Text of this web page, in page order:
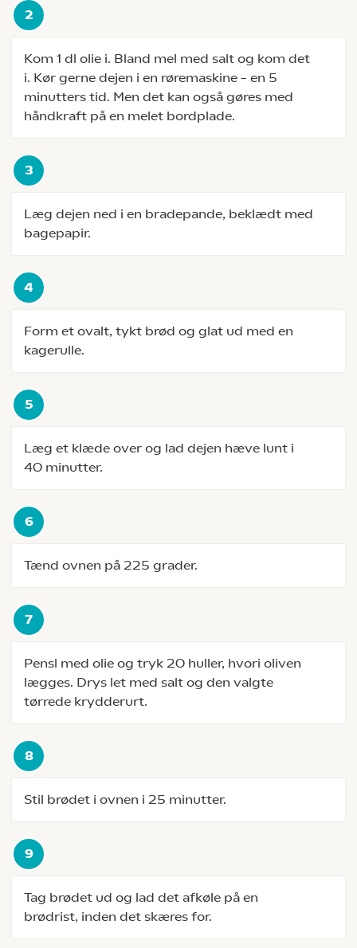
Kom 1 dl olie i. Bland mel med salt og kom det
i. Kør gerne dejen i en røremaskine – en 5
minutters tid. Men det kan også gøres med
håndkraft på en melet bordplade.
Læg dejen ned i en bradepande, beklædt med
bagepapir.
Form et ovalt, tykt brød og glat ud med en
kagerulle.
Læg et klæde over og lad dejen hæve lunt i
40 minutter.
Tænd ovnen på 225 grader.
Pensl med olie og tryk 20 huller, hvori oliven
lægges. Drys let med salt og den valgte
tørrede krydderurt.
Stil brødet i ovnen i 25 minutter.
Tag brødet ud og lad det afkøle på en
brødrist, inden det skæres for.